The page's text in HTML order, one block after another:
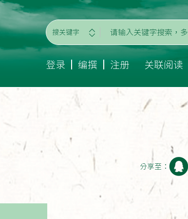
搜关键字
登录 编撰 注册 关联阅读
分享至：